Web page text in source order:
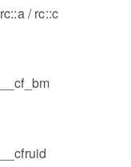
rc::a / rc::c
__cf_bm
__cfruid